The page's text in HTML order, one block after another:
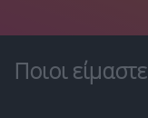
Ποιοι είμαστε